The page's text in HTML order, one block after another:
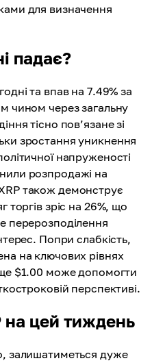
для визначення
падає?
та впав на 7.49% за
чином через загальну
тісно пов’язане зі
зростання уникнення
напруженості
розпродажі на
також демонструє
торгів зріс на 26%, що
перерозподілення
Попри слабкість,
на ключових рівнях
$1.00 може допомогти
перспективі.
на цей тиждень
залишатиметься дуже